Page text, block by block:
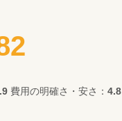
費用の明確さ・安さ： 4.8